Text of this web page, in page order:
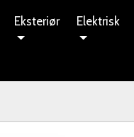
Eksteriør Elektrisk